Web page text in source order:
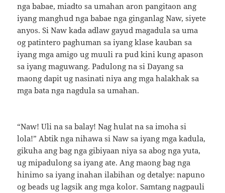
nga babae, miadto sa umahan aron pangitaon ang
iyang manghud nga babae nga ginganlag Naw, siyete
anyos. Si Naw kada adlaw gayud magadula sa uma
og patintero paghuman sa iyang klase kauban sa
iyang mga amigo ug muuli ra pud kini kung apason
sa iyang maguwang. Padulong na si Dayang sa
maong dapit ug nasinati niya ang mga halakhak sa
mga bata nga nagdula sa umahan.
“Naw! Uli na sa balay! Nag hulat na sa imoha si
lola!” Abtik nga nihawa si Naw sa iyang mga kadula,
gikuha ang bag nga gibiyaan niya sa abog nga yuta,
ug mipadulong sa iyang ate. Ang maong bag nga
hinimo sa iyang inahan ilabihan og detalye: napuno
og beads ug lagsik ang mga kolor. Samtang nagpauli